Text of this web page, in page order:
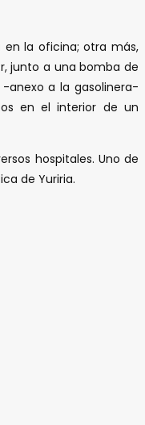
la oficina; otra más,
junto a una bomba de
-anexo a la gasolinera-
en el interior de un
hospitales. Uno de
de Yuriria.